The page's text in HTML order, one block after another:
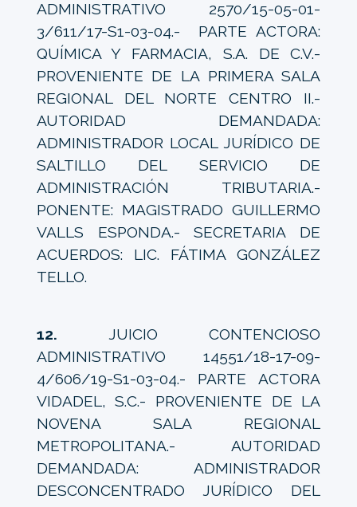
ADMINISTRATIVO 2570/15-05-01-
3/611/17-S1-03-04.- PARTE ACTORA:
QUÍMICA Y FARMACIA, S.A. DE C.V.-
PROVENIENTE DE LA PRIMERA SALA
REGIONAL DEL NORTE CENTRO II.-
AUTORIDAD DEMANDADA:
ADMINISTRADOR LOCAL JURÍDICO DE
SALTILLO DEL SERVICIO DE
ADMINISTRACIÓN TRIBUTARIA.-
PONENTE: MAGISTRADO GUILLERMO
VALLS ESPONDA.- SECRETARIA DE
ACUERDOS: LIC. FÁTIMA GONZÁLEZ
TELLO.
12. JUICIO CONTENCIOSO
ADMINISTRATIVO 14551/18-17-09-
4/606/19-S1-03-04.- PARTE ACTORA
VIDADEL, S.C.- PROVENIENTE DE LA
NOVENA SALA REGIONAL
METROPOLITANA.- AUTORIDAD
DEMANDADA: ADMINISTRADOR
DESCONCENTRADO JURÍDICO DEL